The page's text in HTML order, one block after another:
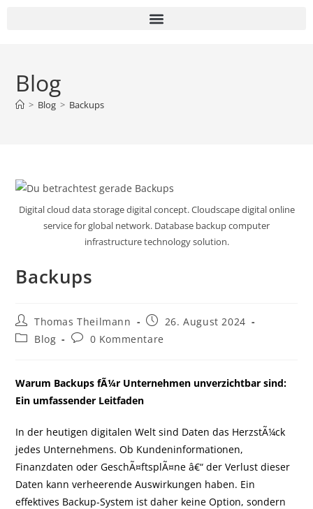
Blog
> Blog > Backups
Digital cloud data storage digital concept. Cloudscape digital online
service for global network. Database backup computer
infrastructure technology solution.
Backups
Thomas Theilmann
26. August 2024
Blog
0 Kommentare
Warum Backups fÃ¼r Unternehmen unverzichtbar sind:
Ein umfassender Leitfaden
In der heutigen digitalen Welt sind Daten das HerzstÃ¼ck
jedes Unternehmens. Ob Kundeninformationen,
Finanzdaten oder GeschÃ¤ftsplÃ¤ne â€“ der Verlust dieser
Daten kann verheerende Auswirkungen haben. Ein
effektives Backup-System ist daher keine Option, sondern